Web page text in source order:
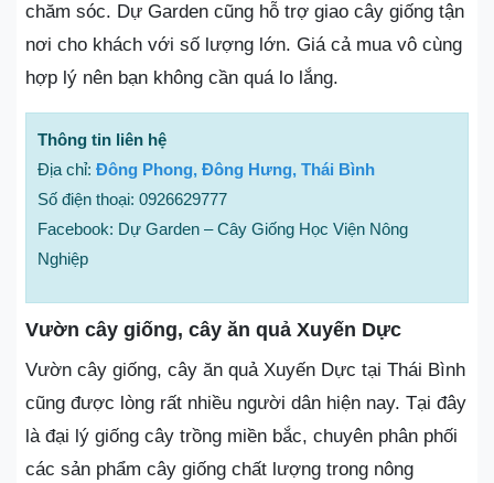
chăm sóc. Dự Garden cũng hỗ trợ giao cây giống tận
nơi cho khách với số lượng lớn. Giá cả mua vô cùng
hợp lý nên bạn không cần quá lo lắng.
Thông tin liên hệ
Địa chỉ: Đông Phong, Đông Hưng, Thái Bình
Số điện thoại: 0926629777
Facebook: Dự Garden – Cây Giống Học Viện Nông
Nghiệp
Vườn cây giống, cây ăn quả Xuyến Dực
Vườn cây giống, cây ăn quả Xuyến Dực tại Thái Bình
cũng được lòng rất nhiều người dân hiện nay. Tại đây
là đại lý giống cây trồng miền bắc, chuyên phân phối
các sản phẩm cây giống chất lượng trong nông